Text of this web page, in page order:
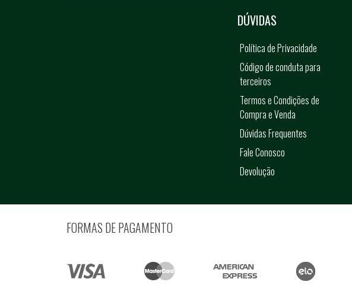
DÚVIDAS
Política de Privacidade
Código de conduta para
terceiros
Termos e Condições de
Compra e Venda
Dúvidas Frequentes
Fale Conosco
Devolução
FORMAS DE PAGAMENTO